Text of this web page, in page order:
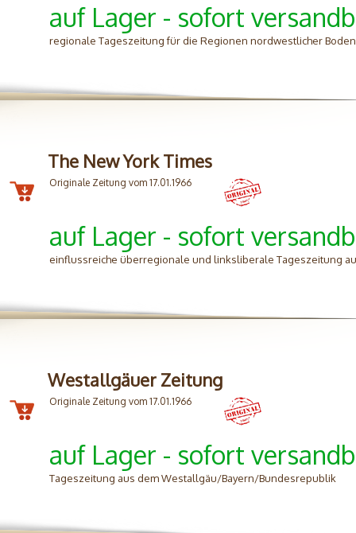
auf Lager - sofort
regionale Tageszeitung für die Regionen nordwestlicher
The New York Times
Originale Zeitung vom 17.01.1966
auf Lager - sofort
einflussreiche überregionale und linksliberale Tageszeitung
Westallgäuer Zeitung
Originale Zeitung vom 17.01.1966
auf Lager - sofort
Tageszeitung aus dem Westallgäu/Bayern/Bundesrepublik